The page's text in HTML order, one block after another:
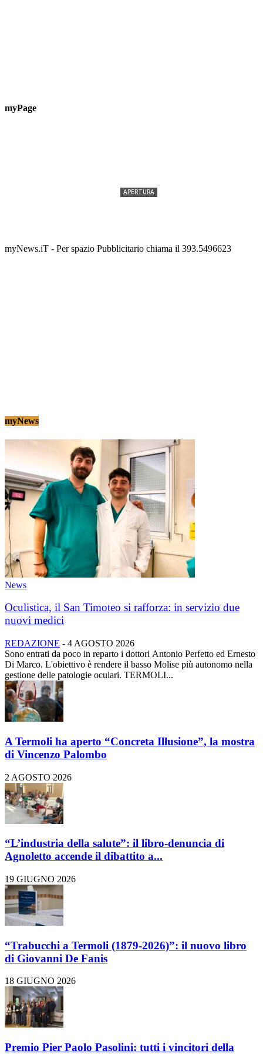
myPage
APERTURA
myNews.iT - Per spazio Pubblicitario chiama il 393.5496623
myNews
News
Oculistica, il San Timoteo si rafforza: in servizio due
nuovi medici
REDAZIONE - 4 AGOSTO 2026
Sono entrati da poco in reparto i dottori Antonio Perfetto ed Ernesto
Di Marco. L'obiettivo è rendere il basso Molise più autonomo nella
gestione delle patologie oculari. TERMOLI...
A Termoli ha aperto “Concreta Illusione”, la mostra
di Vincenzo Palombo
2 AGOSTO 2026
“L’industria della salute”: il libro-denuncia di
Agnoletto accende il dibattito a...
19 GIUGNO 2026
“Trabucchi a Termoli (1879-2026)”: il nuovo libro
di Giovanni De Fanis
18 GIUGNO 2026
Premio Pier Paolo Pasolini: tutti i vincitori della